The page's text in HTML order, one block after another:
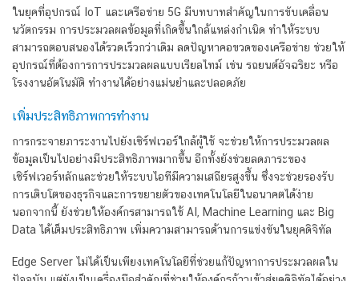
ในยุคที่อุปกรณ์ IoT และเครือข่าย 5G มีบทบาทสำคัญในการขับเคลื่อน
นวัตกรรม การประมวลผลข้อมูลที่เกิดขึ้นใกล้แหล่งกำเนิด ทำให้ระบบ
สามารถตอบสนองได้รวดเร็วกว่าเดิม ลดปัญหาคอขวดของเครือข่าย ช่วยให้
อุปกรณ์ที่ต้องการการประมวลผลแบบเรียลไทม์ เช่น รถยนต์อัจฉริยะ หรือ
โรงงานอัตโนมัติ ทำงานได้อย่างแม่นยำและปลอดภัย
เพิ่มประสิทธิภาพการทำงาน
การกระจายภาระงานไปยังเซิร์ฟเวอร์ใกล้ผู้ใช้ จะช่วยให้การประมวลผล
ข้อมูลเป็นไปอย่างมีประสิทธิภาพมากขึ้น อีกทั้งยังช่วยลดภาระของ
เซิร์ฟเวอร์หลักและช่วยให้ระบบไอทีมีความเสถียรสูงขึ้น ซึ่งจะช่วยรองรับ
การเติบโตของธุรกิจและการขยายตัวของเทคโนโลยีในอนาคตได้ง่าย
นอกจากนี้ ยังช่วยให้องค์กรสามารถใช้ AI, Machine Learning และ Big
Data ได้เต็มประสิทธิภาพ เพิ่มความสามารถด้านการแข่งขันในยุคดิจิทัล
Edge Server ไม่ได้เป็นเพียงเทคโนโลยีที่ช่วยแก้ปัญหาการประมวลผลใน